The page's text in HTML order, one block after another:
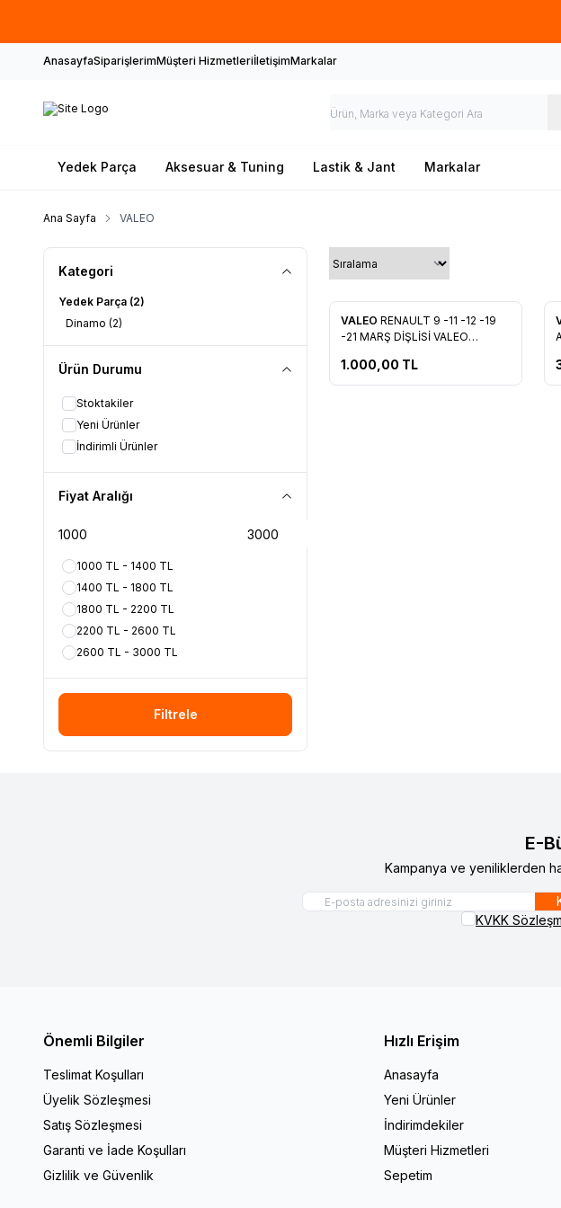
AnasayfaSiparişlerimMüşteri HizmetleriİletişimMarkalar
Yedek Parça Aksesuar & Tuning Lastik & Jant Markalar
Ana Sayfa VALEO
Kategori
Yedek Parça (2)
Dinamo (2)
Ürün Durumu
Stoktakiler
Yeni Ürünler
İndirimli Ürünler
Fiyat Aralığı
1000 TL - 1400 TL
1400 TL - 1800 TL
1800 TL - 2200 TL
2200 TL - 2600 TL
2600 TL - 3000 TL
Filtrele
Favorilere Ekle
VALEO RENAULT 9 -11 -12 -19
-21 MARŞ DİŞLİSİ VALEO
1.000,00 TL
E-
Kampanya ve yeniliklerden
KVKK
Önemli Bilgiler
Teslimat Koşulları
Üyelik Sözleşmesi
Satış Sözleşmesi
Garanti ve İade Koşulları
Gizlilik ve Güvenlik
Hızlı Erişim
Anasayfa
Yeni Ürünler
İndirimdekiler
Müşteri Hizmetleri
Sepetim